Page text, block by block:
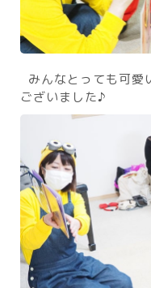
みんなとっても可愛
ございました♪